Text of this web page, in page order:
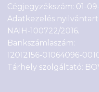
Cégjegyzékszám: 01-
Adatkezelés
NAIH-100722/2016.
Bankszámlaszám:
12012156-01064096-
Tárhely szolgáltató: